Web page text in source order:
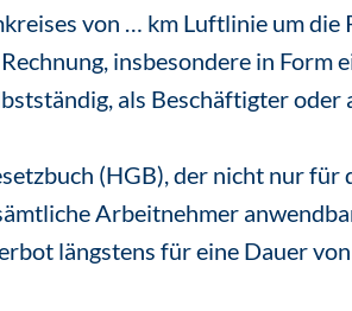
von … km Luftlinie um die
insbesondere in Form
als Beschäftigter oder
(HGB), der nicht nur für
Arbeitnehmer
längstens für eine Dauer